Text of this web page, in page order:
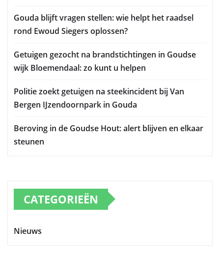
Gouda blijft vragen stellen: wie helpt het raadsel
rond Ewoud Siegers oplossen?
Getuigen gezocht na brandstichtingen in Goudse
wijk Bloemendaal: zo kunt u helpen
Politie zoekt getuigen na steekincident bij Van
Bergen IJzendoornpark in Gouda
Beroving in de Goudse Hout: alert blijven en elkaar
steunen
CATEGORIEËN
Nieuws